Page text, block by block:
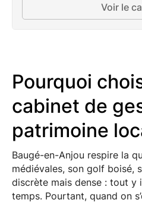
Voir le
Pourquoi
cabinet de
patrimoine
Baugé-en-Anjou respire la
médiévales, son golf boisé,
discrète mais dense : tout y
temps. Pourtant, quand on